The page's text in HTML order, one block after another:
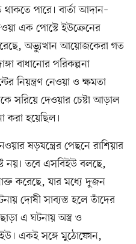
থাকতে পারে। বার্তা আদান–
এক পোস্টে ইউক্রেনের
অভ্যুত্থান আয়োজকেরা গত
বাধানোর পরিকল্পনা
নিয়ন্ত্রণ নেওয়া ও ক্ষমতা
সরিয়ে দেওয়ার চেষ্টা আড়াল
করা হয়েছিল।
ষড়যন্ত্রের পেছনে রাশিয়ার
নয়। তবে এসবিইউ বলছে,
করেছে, যার মধ্যে দুজন
দোষী সাব্যস্ত হলে তাঁদের
এ ঘটনায় অস্ত্র ও
একই সঙ্গে মুঠোফোন,